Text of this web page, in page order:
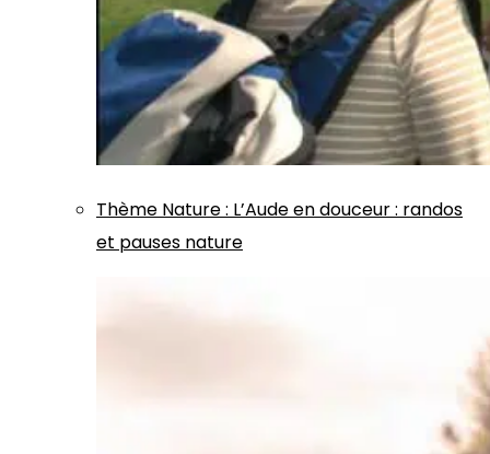
Thème Nature: L’Aude en douceur : randos
et pauses nature